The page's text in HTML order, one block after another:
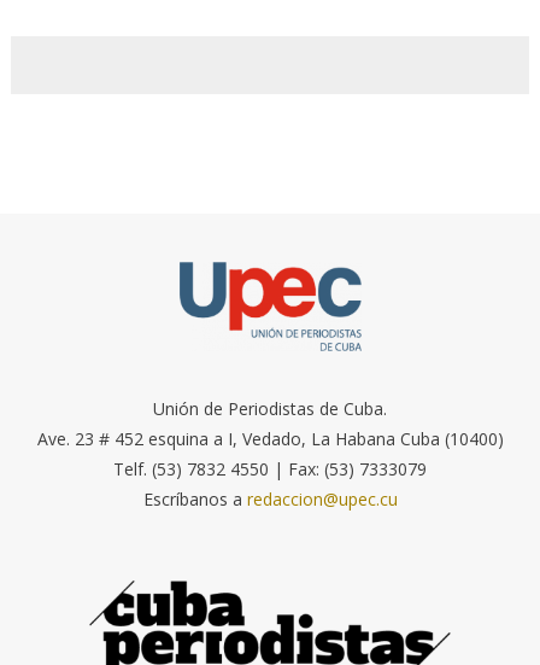
Unión de Periodistas de Cuba.
Ave. 23 # 452 esquina a I, Vedado, La Habana Cuba (10400)
Telf. (53) 7832 4550 | Fax: (53) 7333079
Escríbanos a redaccion@upec.cu